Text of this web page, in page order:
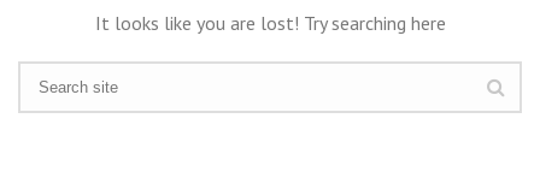
It looks like you are lost! Try searching here